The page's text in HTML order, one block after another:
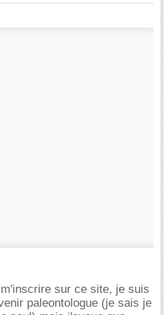
sur ce site, je suis
paleontologue (je sais je